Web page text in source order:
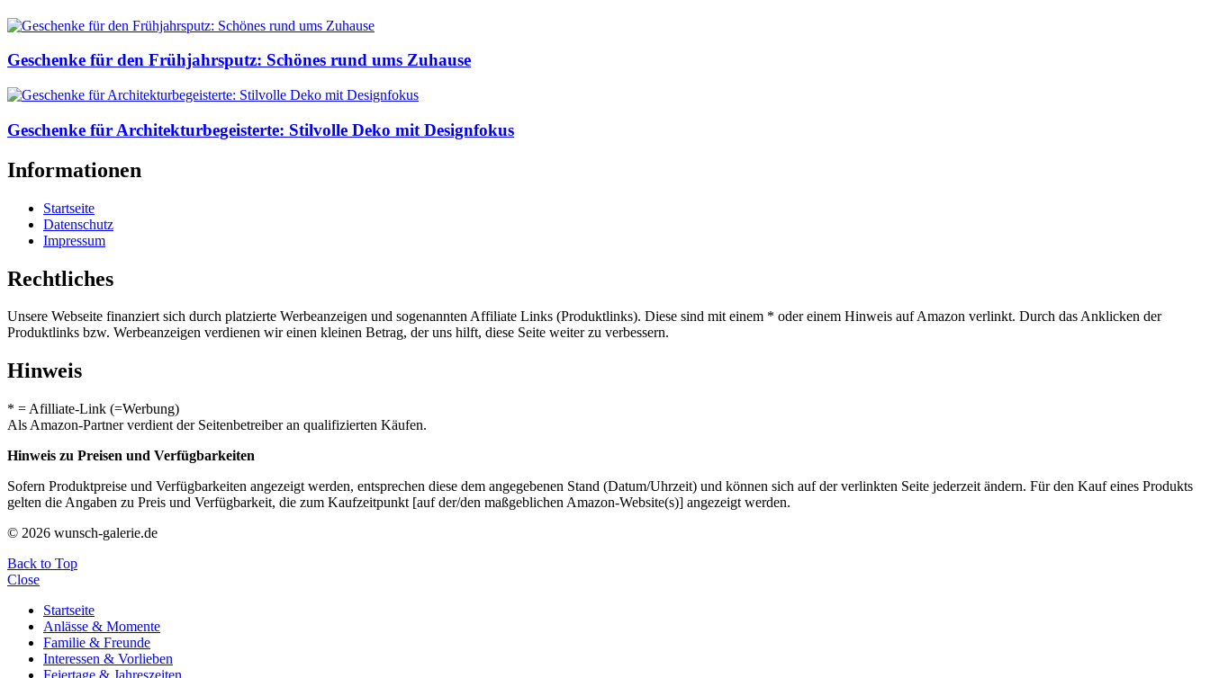
Geschenke für den Frühjahrsputz: Schönes rund ums Zuhause
Geschenke für Architekturbegeisterte: Stilvolle Deko mit Designfokus
Informationen
Startseite
Datenschutz
Impressum
Rechtliches
Unsere Webseite finanziert sich durch platzierte Werbeanzeigen und sogenannten Affiliate Links (Produktlinks). Diese sind mit einem * oder einem Hinweis auf Amazon verlinkt. Durch das Anklicken der
Produktlinks bzw. Werbeanzeigen verdienen wir einen kleinen Betrag, der uns hilft, diese Seite weiter zu verbessern.
Hinweis
* = Afilliate-Link (=Werbung)
Als Amazon-Partner verdient der Seitenbetreiber an qualifizierten Käufen.
Hinweis zu Preisen und Verfügbarkeiten
Sofern Produktpreise und Verfügbarkeiten angezeigt werden, entsprechen diese dem angegebenen Stand (Datum/Uhrzeit) und können sich auf der verlinkten Seite jederzeit ändern. Für den Kauf eines Produkts
gelten die Angaben zu Preis und Verfügbarkeit, die zum Kaufzeitpunkt [auf der/den maßgeblichen Amazon-Website(s)] angezeigt werden.
© 2026 wunsch-galerie.de
Back to Top
Close
Startseite
Anlässe & Momente
Familie & Freunde
Interessen & Vorlieben